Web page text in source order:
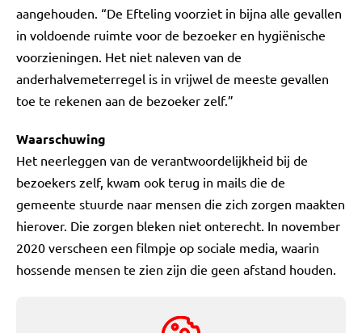
aangehouden. “De Efteling voorziet in bijna alle gevallen
in voldoende ruimte voor de bezoeker en hygiënische
voorzieningen. Het niet naleven van de
anderhalvemeterregel is in vrijwel de meeste gevallen
toe te rekenen aan de bezoeker zelf.”
Waarschuwing
Het neerleggen van de verantwoordelijkheid bij de
bezoekers zelf, kwam ook terug in mails die de
gemeente stuurde naar mensen die zich zorgen maakten
hierover. Die zorgen bleken niet onterecht. In november
2020 verscheen een filmpje op sociale media, waarin
hossende mensen te zien zijn die geen afstand houden.